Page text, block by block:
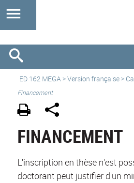
ED 162 MEGA >Version française >
Financement
FINANCEMENT
L'inscription en thèse n'est
doctorant peut justifier d'un